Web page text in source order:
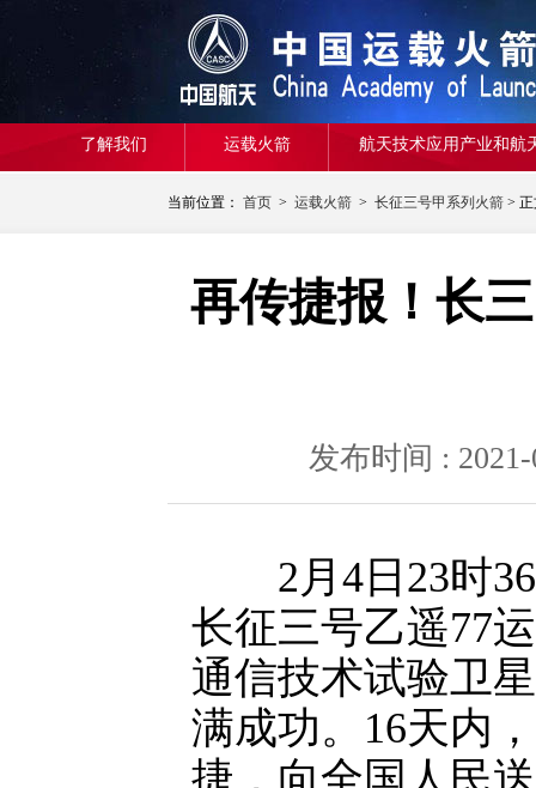
了解我们 运载火箭 航天技术应用产业和航
当前位置： 首页 > 运载火箭 > 长征三号甲系列火箭 >
再传捷报！长
发布时间 :
2月4日23时36
长征三号乙遥77
通信技术试验卫
满成功。16天内
捷，向全国人民